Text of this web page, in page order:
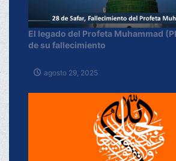
El legado del Profeta Muhammad
de su fallecimiento
agosto 29, 2025